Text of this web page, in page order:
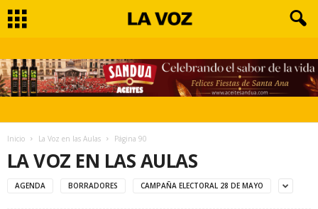
Inicio La Voz en las Aulas Página 90
LA VOZ EN LAS AULAS
AGENDA BORRADORES CAMPAÑA ELECTORAL 28 DE MAYO